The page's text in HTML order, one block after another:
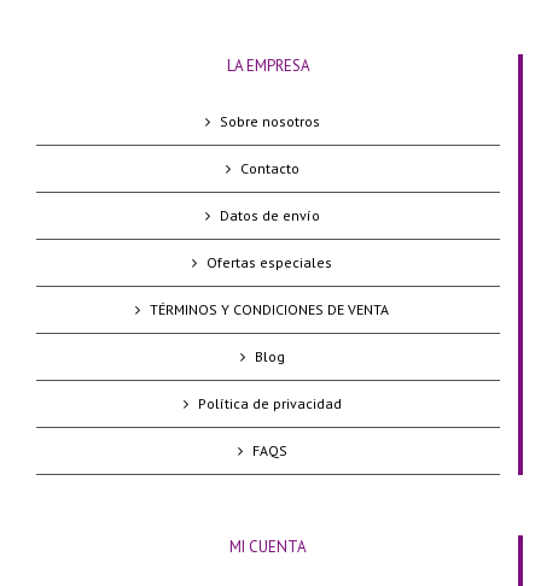
LA EMPRESA
Sobre nosotros
Contacto
Datos de envío
Ofertas especiales
TÉRMINOS Y CONDICIONES DE VENTA
Blog
Política de privacidad
FAQS
MI CUENTA